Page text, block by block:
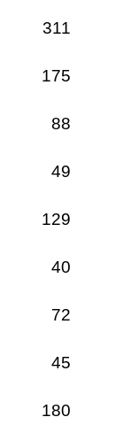
311
175
88
49
129
40
72
45
180